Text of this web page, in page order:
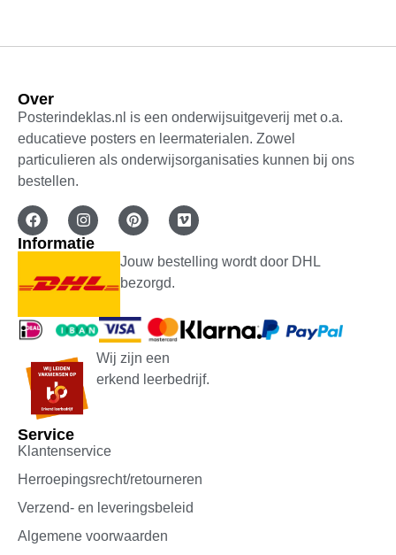
€19,99
Toevoegen aan winkelwagen
Over
Posterindeklas.nl is een onderwijsuitgeverij met o.a.
educatieve posters en leermaterialen. Zowel
particulieren als onderwijsorganisaties kunnen bij ons
bestellen.
Informatie
Jouw bestelling wordt door DHL
bezorgd.
Wij zijn een
erkend leerbedrijf.
Service
Klantenservice
Herroepingsrecht/retourneren
Verzend- en leveringsbeleid
Algemene voorwaarden